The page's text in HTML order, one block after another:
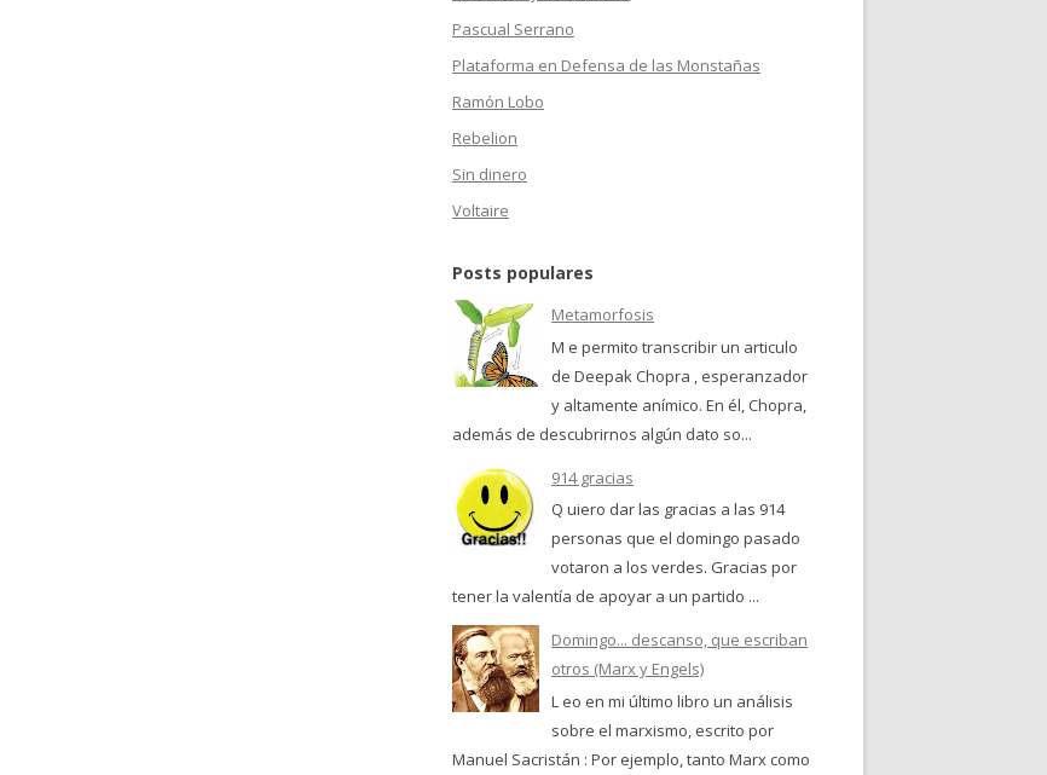
Pascual Serrano
Plataforma en Defensa de las Monstañas
Ramón Lobo
Rebelion
Sin dinero
Voltaire
Posts populares
Metamorfosis
M e permito transcribir un articulo
de Deepak Chopra , esperanzador
y altamente anímico. En él, Chopra,
además de descubrirnos algún dato so...
914 gracias
Q uiero dar las gracias a las 914
personas que el domingo pasado
votaron a los verdes. Gracias por
tener la valentía de apoyar a un partido ...
Domingo... descanso, que escriban
otros (Marx y Engels)
L eo en mi último libro un análisis
sobre el marxismo, escrito por
Manuel Sacristán : Por ejemplo, tanto Marx como